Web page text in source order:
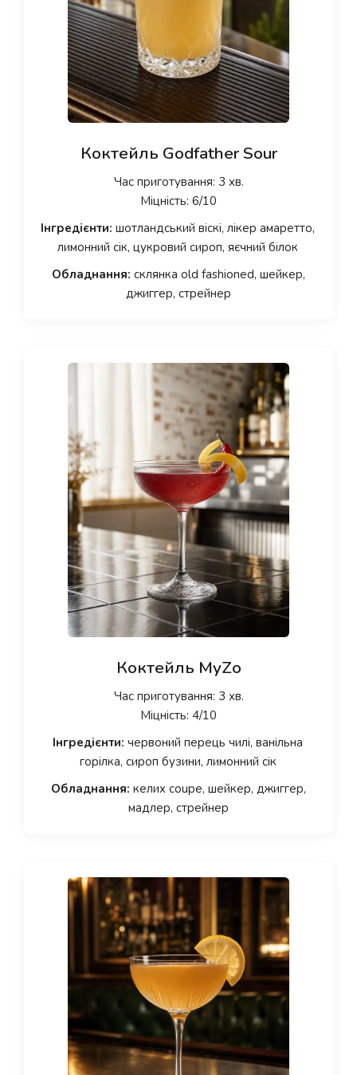
Коктейль Godfather Sour
Час приготування: 3 хв.
Міцність: 6/10
Інгредієнти: шотландський віскі, лікер амаретто,
лимонний сік, цукровий сироп, яєчний білок
Обладнання: склянка old fashioned, шейкер,
джиггер, стрейнер
Коктейль MyZo
Час приготування: 3 хв.
Міцність: 4/10
Інгредієнти: червоний перець чилі, ванільна
горілка, сироп бузини, лимонний сік
Обладнання: келих coupe, шейкер, джиггер,
мадлер, стрейнер